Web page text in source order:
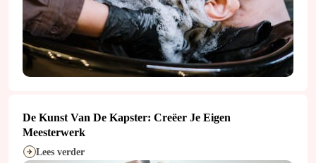
De Kunst Van De Kapster: Creëer Je Eigen
Meesterwerk
Lees verder